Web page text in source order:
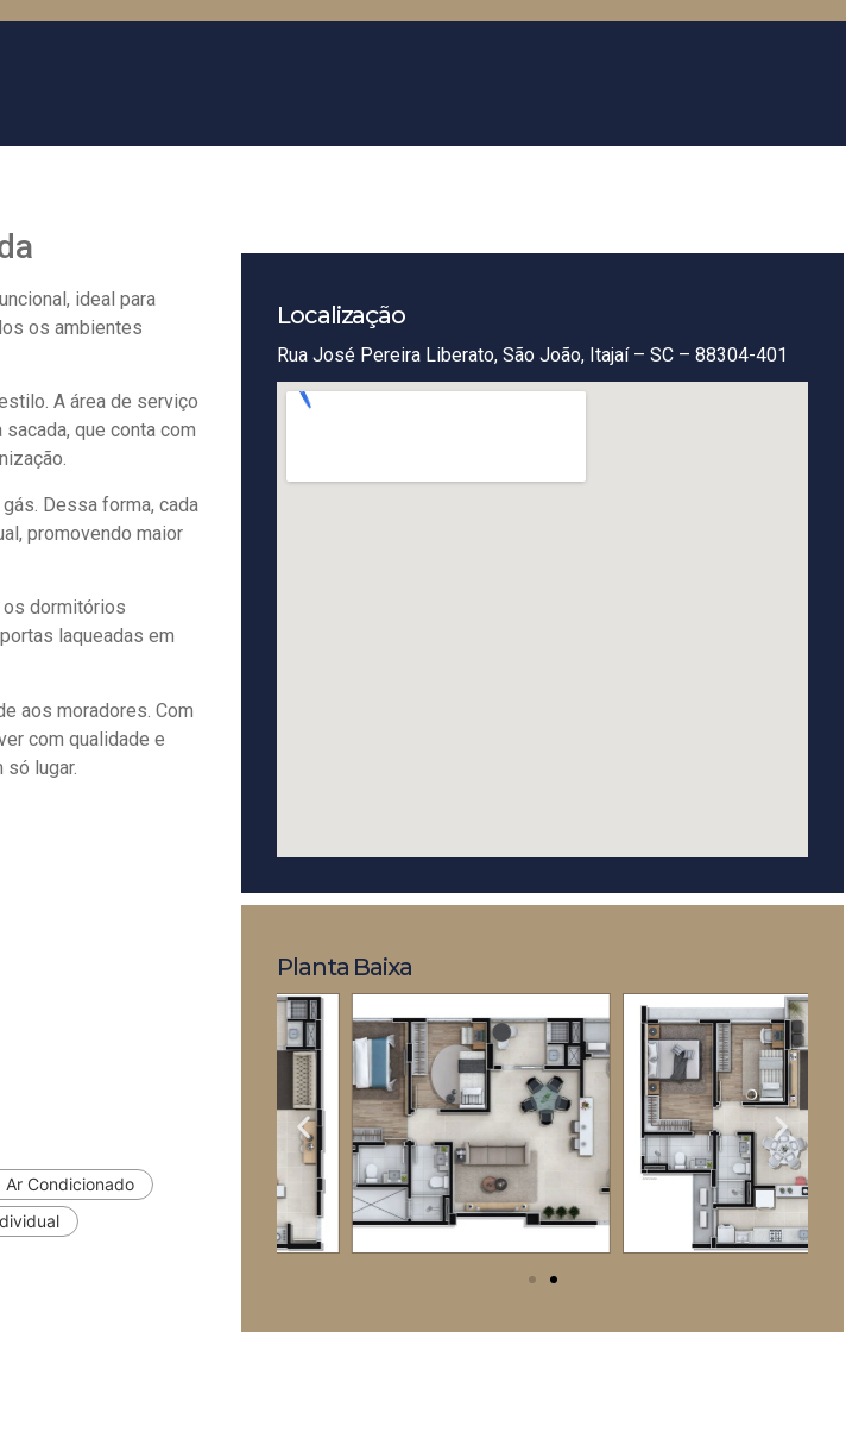
ideal para
os ambientes
A área de serviço
que conta com
Dessa forma, cada
promovendo maior
os dormitórios
laqueadas em
aos moradores. Com
com qualidade e
lugar.
Ar Condicionado
Localização
Rua José Pereira Liberato, São João, Itajaí – SC – 88304-401
Planta Baixa